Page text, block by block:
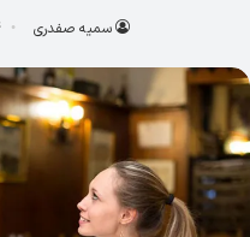
سمیه صفدری